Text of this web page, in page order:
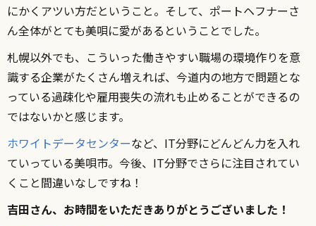
にかくアツい方だということ。そして、ポートヘフナーさ
ん全体がとても美唄に愛があるということでした。
札幌以外でも、こういった働きやすい職場の環境作りを意
識する企業がたくさん増えれば、今道内の地方で問題とな
っている過疎化や雇用喪失の流れも止めることができるの
ではないかと感じます。
ホワイトデータセンターなど、IT分野にどんどん力を入れ
ていっている美唄市。今後、IT分野でさらに注目されてい
くこと間違いなしですね！
吉田さん、お時間をいただきありがとうございました！